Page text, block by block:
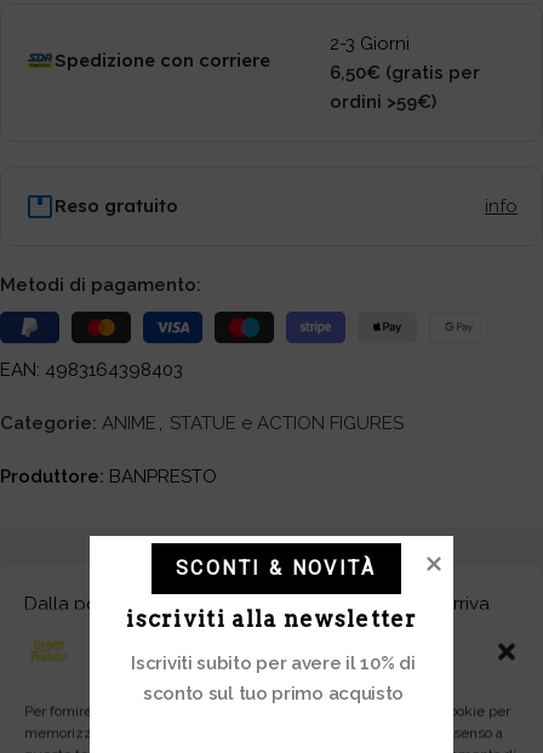
Gestisci Consenso
Per fornire le migliori esperienze, utilizziamo tecnologie come i cookie per
memorizzare e/o accedere alle informazioni del dispositivo. Il consenso a
Spedizione con corriere
2-3 Giorni
6,50€ (gratis per
ordini >59€)
Reso gratuito info
Metodi di pagamento:
EAN: 4983164398403
Categorie: ANIME , STATUE e ACTION FIGURES
Produttore: BANPRESTO
Dalla popolare serie anime MY HERO ACADEMIA arriva
questa figura ufficialmente autorizzata. Realizzato in PVC,
alto 17 cm e dotato di base per display.
SCONTI & NOVITÀ
iscriviti alla newsletter
Iscriviti subito per avere il 10% di
sconto sul tuo primo acquisto